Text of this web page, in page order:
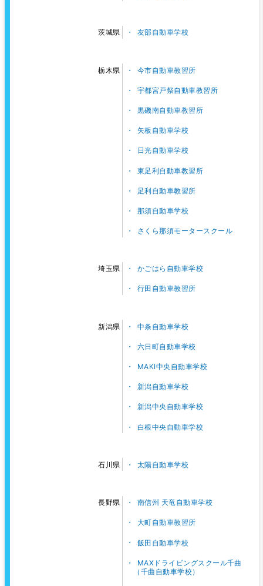
茨城県 友部自動車学校
栃木県 今市自動車教習所
宇都宮戸祭自動車教習所
黒磯南自動車教習所
矢板自動車学校
日光自動車学校
東足利自動車教習所
足利自動車教習所
那須自動車学校
さくら那須モータースクール
埼玉県 かごはら自動車学校
行田自動車教習所
新潟県 中条自動車学校
六日町自動車学校
MAKI中央自動車学校
新潟自動車学校
新潟中央自動車学校
白根中央自動車学校
石川県 太陽自動車学校
長野県 南信州 天竜自動車学校
大町自動車教習所
飯田自動車学校
MAXドライビングスクール千曲
（千曲自動車学校）